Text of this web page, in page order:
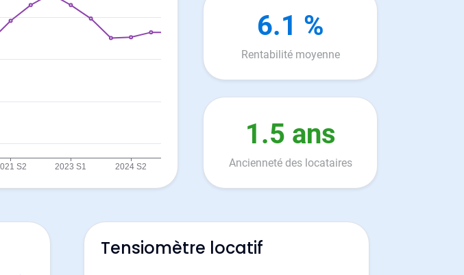
6.1 %
Rentabilité moyenne
1.5 ans
Ancienneté des locataires
Tensiomètre locatif